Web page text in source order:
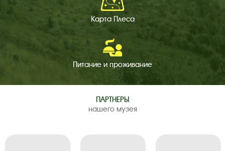
Карта Плеса
Питание и проживание
ПАРТНЕРЫ
нашего музея